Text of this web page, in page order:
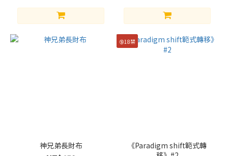
神兄弟長財布
🔞18禁
《Paradigm shift範式轉